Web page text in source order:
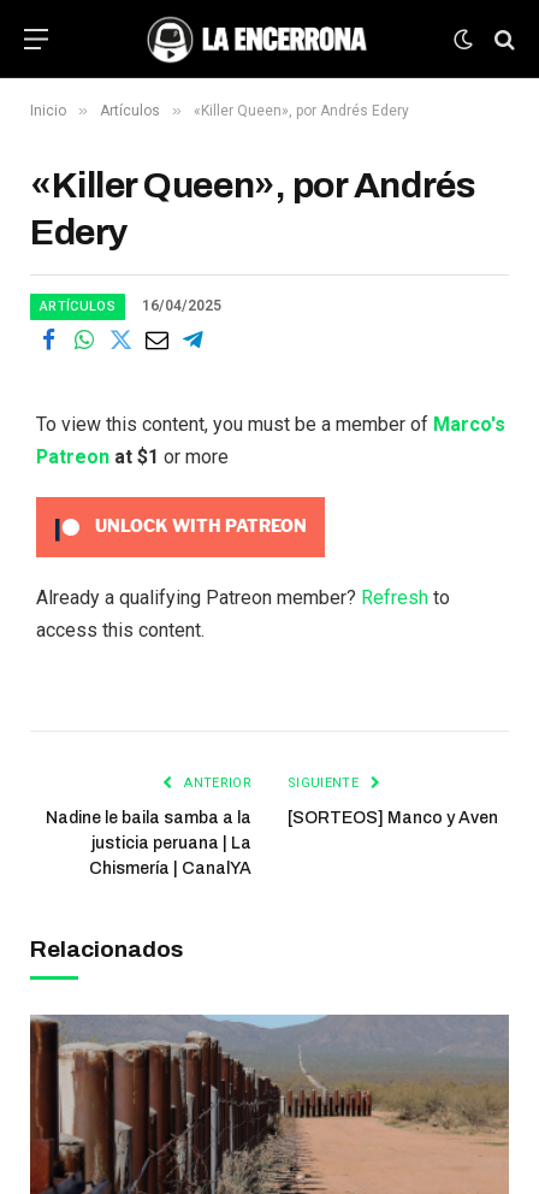
Inicio » Artículos » «Killer Queen», por Andrés Edery
«Killer Queen», por Andrés
Edery
ARTÍCULOS 16/04/2025
To view this content, you must be a member of Marco's
Patreon at $1 or more
UNLOCK WITH PATREON
Already a qualifying Patreon member? Refresh to
access this content.
ANTERIOR
Nadine le baila samba a la
justicia peruana | La
Chismería | CanalYA
SIGUIENTE
[SORTEOS] Manco y Aven
Relacionados